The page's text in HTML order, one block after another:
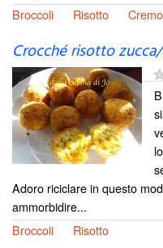
Broccoli
Risotto
Crocché risotto
Adoro riciclare in questo
ammorbidire...
Broccoli
Risotto